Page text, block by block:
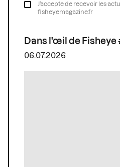
J’accepte de recevoir les
fisheyemagazine.fr
Dans l'œil de Fisheye
06.07.2026